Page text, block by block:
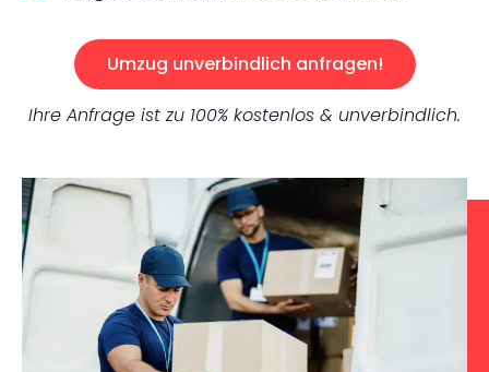
Umzug unverbindlich anfragen!
Ihre Anfrage ist zu 100% kostenlos & unverbindlich.